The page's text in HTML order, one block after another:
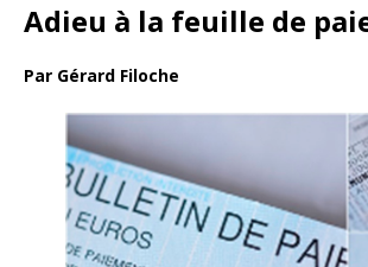
Adieu à la feuille de
Par Gérard Filoche